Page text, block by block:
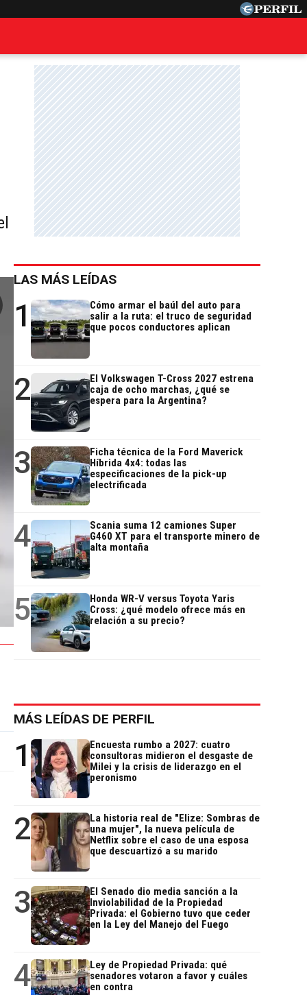
LAS MÁS LEÍDAS
1
Cómo armar el baúl del auto para
salir a la ruta: el truco de seguridad
que pocos conductores aplican
2
El Volkswagen T-Cross 2027 estrena
caja de ocho marchas, ¿qué se
espera para la Argentina?
3
Ficha técnica de la Ford Maverick
Híbrida 4x4: todas las
especificaciones de la pick-up
electrificada
4
Scania suma 12 camiones Super
G460 XT para el transporte minero de
alta montaña
5
Honda WR-V versus Toyota Yaris
Cross: ¿qué modelo ofrece más en
relación a su precio?
MÁS LEÍDAS DE PERFIL
1
Encuesta rumbo a 2027: cuatro
consultoras midieron el desgaste de
Milei y la crisis de liderazgo en el
peronismo
2
La historia real de "Elize: Sombras de
una mujer", la nueva película de
Netflix sobre el caso de una esposa
que descuartizó a su marido
3
El Senado dio media sanción a la
Inviolabilidad de la Propiedad
Privada: el Gobierno tuvo que ceder
en la Ley del Manejo del Fuego
4
Ley de Propiedad Privada: qué
senadores votaron a favor y cuáles
en contra